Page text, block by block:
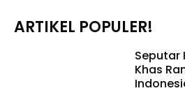
ARTIKEL POPULER!
Seputar
Khas